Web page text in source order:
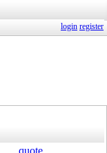
login register